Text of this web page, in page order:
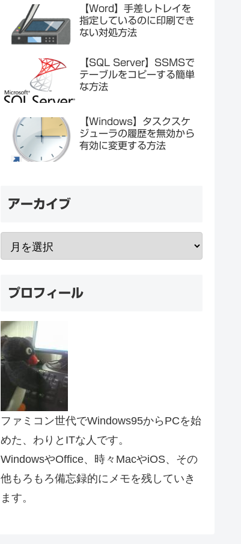
【Word】手差しトレイを
指定しているのに印刷でき
ない対処方法
【SQL Server】SSMSで
テーブルをコピーする簡単
な方法
【Windows】タスクスケ
ジューラの履歴を無効から
有効に変更する方法
アーカイブ
プロフィール
ファミコン世代でWindows95からPCを始
めた、わりとITな人です。
WindowsやOffice、時々MacやiOS、その
他もろもろ備忘録的にメモを残していき
ます。